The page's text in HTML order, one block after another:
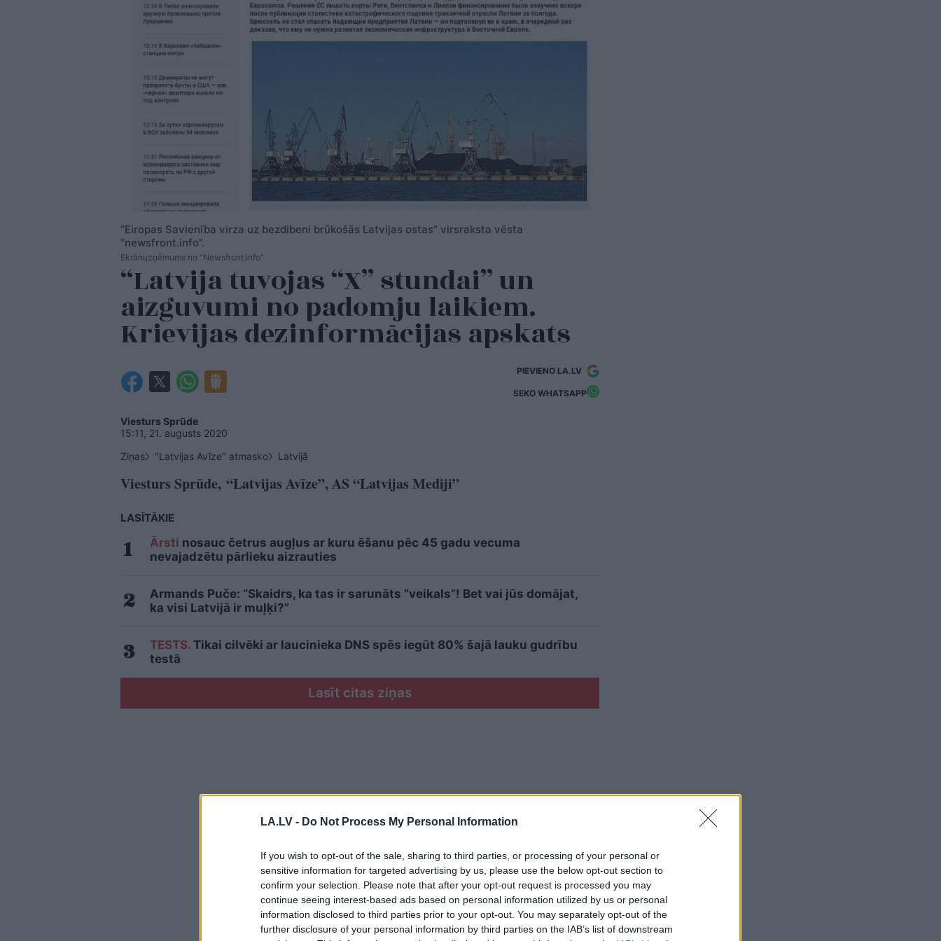
LA.LV - Do Not Process My Personal Information
If you wish to opt-out of the sale, sharing to third parties, or processing of your personal or
sensitive information for targeted advertising by us, please use the below opt-out section to
confirm your selection. Please note that after your opt-out request is processed you may
continue seeing interest-based ads based on personal information utilized by us or personal
information disclosed to third parties prior to your opt-out. You may separately opt-out of the
further disclosure of your personal information by third parties on the IAB’s list of downstream
“Eiropas Savienība virza uz bezdibeni brūkošās Latvijas ostas” virsraksta vēsta
“newsfront.info”.
Ekrānuzņēmums no “Newsfront.info”
“Latvija tuvojas “X” stundai” un
aizguvumi no padomju laikiem.
Krievijas dezinformācijas apskats
PIEVIENO LA.LV
SEKO WHATSAPP
Viesturs Sprūde
15:11, 21. augusts 2020
Ziņas
"Latvijas Avīze" atmasko Latvijā
Viesturs Sprūde, “Latvijas Avīze”, AS “Latvijas Mediji”
LASĪTĀKIE
Ārsti nosauc četrus augļus ar kuru ēšanu pēc 45 gadu vecuma
nevajadzētu pārlieku aizrauties
Armands Puče: “Skaidrs, ka tas ir sarunāts “veikals”! Bet vai jūs domājat,
ka visi Latvijā ir muļķi?”
TESTS. Tikai cilvēki ar laucinieka DNS spēs iegūt 80% šajā lauku gudrību
testā
Lasīt citas ziņas